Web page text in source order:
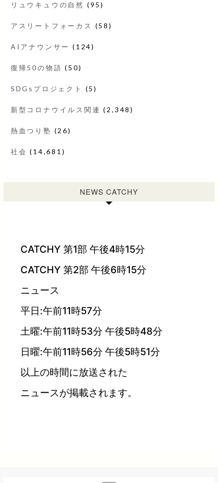
リュウキュウの自然 (95)
アスリートフォーカス (58)
AIアナウンサー (124)
復帰50の物語 (50)
SDGsプロジェクト (5)
新型コロナウイルス関連 (2,348)
熱血つり塾 (26)
社会 (14,681)
NEWS CATCHY
CATCHY 第1部 午後4時15分
CATCHY 第2部 午後6時15分
ニュース
平日:午前11時57分
土曜:午前11時53分 午後5時48分
日曜:午前11時56分 午後5時51分
以上の時間に放送された
ニュースが掲載されます。